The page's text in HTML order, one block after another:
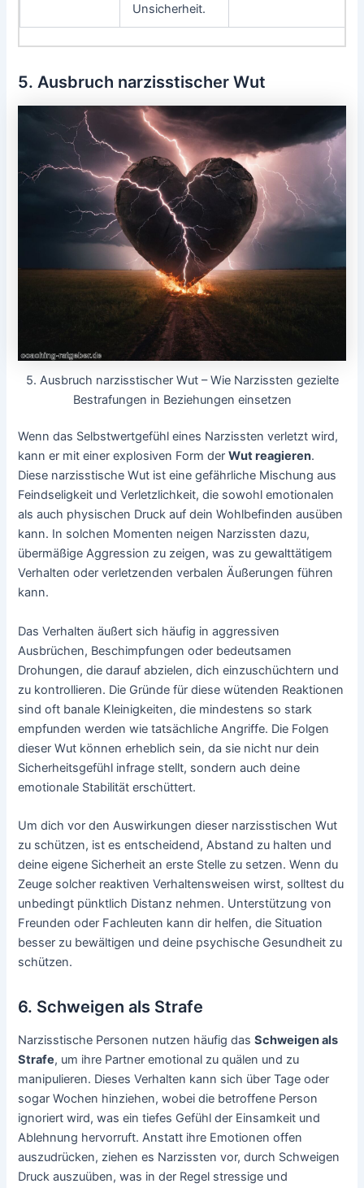
Unsicherheit.
5. Ausbruch narzisstischer Wut
5. Ausbruch narzisstischer Wut – Wie Narzissten gezielte
Bestrafungen in Beziehungen einsetzen
Wenn das Selbstwertgefühl eines Narzissten verletzt wird,
kann er mit einer explosiven Form derWut reagieren.
Diese narzisstische Wut ist eine gefährliche Mischung aus
Feindseligkeit und Verletzlichkeit, die sowohl emotionalen
als auch physischen Druck auf dein Wohlbefinden ausüben
kann. In solchen Momenten neigen Narzissten dazu,
übermäßige Aggression zu zeigen, was zu gewalttätigem
Verhalten oder verletzenden verbalen Äußerungen führen
kann.
Das Verhalten äußert sich häufig in aggressiven
Ausbrüchen, Beschimpfungen oder bedeutsamen
Drohungen, die darauf abzielen, dich einzuschüchtern und
zu kontrollieren. Die Gründe für diese wütenden Reaktionen
sind oft banale Kleinigkeiten, die mindestens so stark
empfunden werden wie tatsächliche Angriffe. Die Folgen
dieser Wut können erheblich sein, da sie nicht nur dein
Sicherheitsgefühl infrage stellt, sondern auch deine
emotionale Stabilität erschüttert.
Um dich vor den Auswirkungen dieser narzisstischen Wut
zu schützen, ist es entscheidend, Abstand zu halten und
deine eigene Sicherheit an erste Stelle zu setzen. Wenn du
Zeuge solcher reaktiven Verhaltensweisen wirst, solltest du
unbedingt pünktlich Distanz nehmen. Unterstützung von
Freunden oder Fachleuten kann dir helfen, die Situation
besser zu bewältigen und deine psychische Gesundheit zu
schützen.
6. Schweigen als Strafe
Narzisstische Personen nutzen häufig dasSchweigen als
Strafe, um ihre Partner emotional zu quälen und zu
manipulieren. Dieses Verhalten kann sich über Tage oder
sogar Wochen hinziehen, wobei die betroffene Person
ignoriert wird, was ein tiefes Gefühl der Einsamkeit und
Ablehnung hervorruft. Anstatt ihre Emotionen offen
auszudrücken, ziehen es Narzissten vor, durch Schweigen
Druck auszuüben, was in der Regel stressige und